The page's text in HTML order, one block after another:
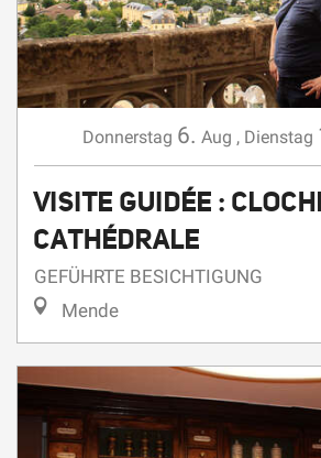
Donnerstag 6. Aug,Dienstag
VISITE GUIDÉE :
CATHÉDRALE
GEFÜHRTE BESICHTIGUNG
Mende